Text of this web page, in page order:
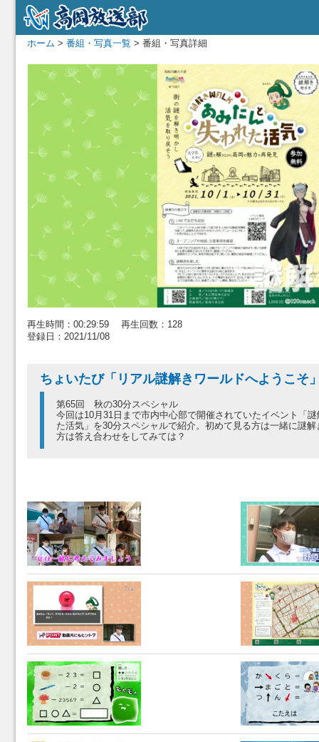
ホーム > 番組・写真一覧 > 番組・写真詳細
再生時間：00:29:59 再生回数：128
登録日：2021/11/08
ちょいたび「リアル謎解きワールドへようこそ
第65回 秋の30分スペシャル
今回は10月31日まで市内中心部で開催されていたイベント「
た活気」を30分スペシャルで紹介。初めて見る方は一緒に謎
方は答え合わせをしてみては？